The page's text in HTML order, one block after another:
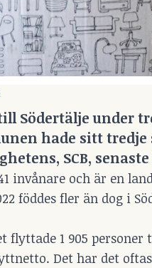
Södertälje under
hade sitt
SCB,
invånare och är en
föddes fler än dog i
flyttade 1 905
Det har det